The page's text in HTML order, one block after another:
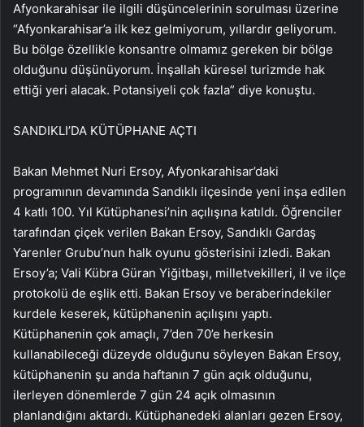
Afyonkarahisar ile ilgili düşüncelerinin sorulması üzerine
“Afyonkarahisar’a ilk kez gelmiyorum, yıllardır geliyorum.
Bu bölge özellikle konsantre olmamız gereken bir bölge
olduğunu düşünüyorum. İnşallah küresel turizmde hak
ettiği yeri alacak. Potansiyeli çok fazla” diye konuştu.
SANDIKLI’DA KÜTÜPHANE AÇTI
Bakan Mehmet Nuri Ersoy, Afyonkarahisar’daki
programının devamında Sandıklı ilçesinde yeni inşa edilen
4 katlı 100. Yıl Kütüphanesi’nin açılışına katıldı. Öğrenciler
tarafından çiçek verilen Bakan Ersoy, Sandıklı Gardaş
Yarenler Grubu’nun halk oyunu gösterisini izledi. Bakan
Ersoy’a; Vali Kübra Güran Yiğitbaşı, milletvekilleri, il ve ilçe
protokolü de eşlik etti. Bakan Ersoy ve beraberindekiler
kurdele keserek, kütüphanenin açılışını yaptı.
Kütüphanenin çok amaçlı, 7’den 70’e herkesin
kullanabileceği düzeyde olduğunu söyleyen Bakan Ersoy,
kütüphanenin şu anda haftanın 7 gün açık olduğunu,
ilerleyen dönemlerde 7 gün 24 açık olmasının
planlandığını aktardı. Kütüphanedeki alanları gezen Ersoy,